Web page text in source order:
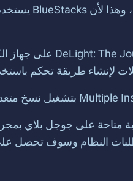
لإنشاء طريقة تحكم
متاحة على جوجل بلاي